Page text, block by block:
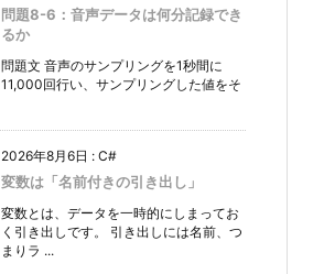
問題8-6：音声データは何分記録でき
るか
問題文 音声のサンプリングを1秒間に
11,000回行い、サンプリングした値をそ
2026年8月6日 : C#
変数は「名前付きの引き出し」
変数とは、データを一時的にしまってお
く引き出しです。 引き出しには名前、つ
まりラ ...